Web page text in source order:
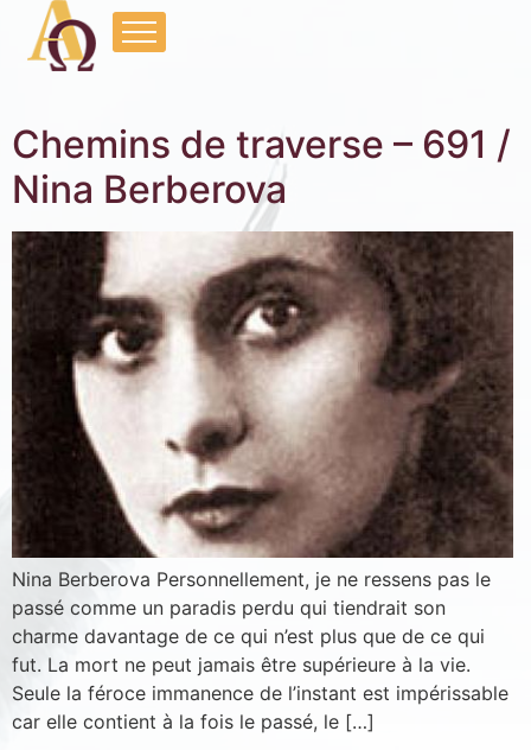
Chemins de traverse – 691 /
Nina Berberova
Nina Berberova Personnellement, je ne ressens pas le
passé comme un paradis perdu qui tiendrait son
charme davantage de ce qui n’est plus que de ce qui
fut. La mort ne peut jamais être supérieure à la vie.
Seule la féroce immanence de l’instant est impérissable
car elle contient à la fois le passé, le […]